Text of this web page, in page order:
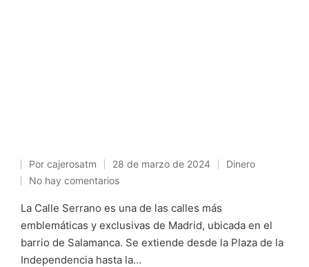
Publicado
por
Por cajerosatm 28 de marzo de 2024
Publicado
Dinero
No hay comentarios
La Calle Serrano es una de las calles más
emblemáticas y exclusivas de Madrid, ubicada en el
barrio de Salamanca. Se extiende desde la Plaza de la
Independencia hasta la…